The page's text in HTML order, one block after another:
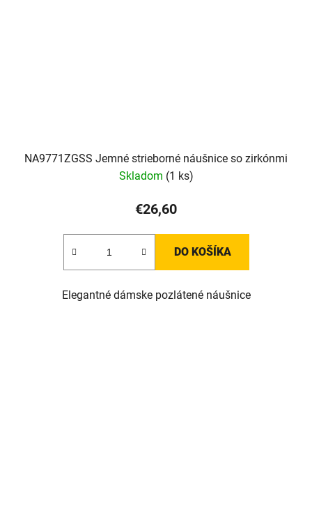
NA9771ZGSS Jemné strieborné náušnice so zirkónmi
Skladom (1 ks)
€26,60
DO KOŠÍKA
Elegantné dámske pozlátené náušnice